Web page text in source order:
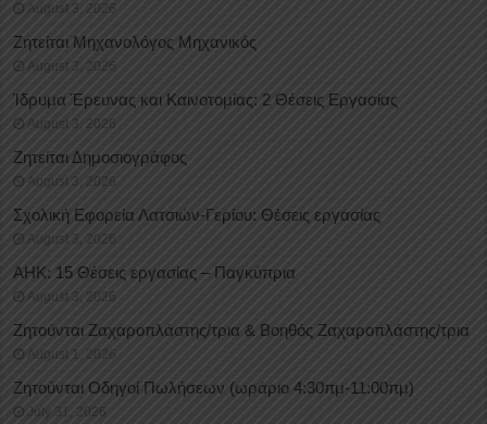
August 3, 2026
Ζητείται Μηχανολόγος Μηχανικός
August 3, 2026
Ίδρυμα Έρευνας και Καινοτομίας: 2 Θέσεις Εργασίας
August 3, 2026
Ζητείται Δημοσιογράφος
August 3, 2026
Σχολική Εφορεία Λατσιών-Γερίου: Θέσεις εργασίας
August 3, 2026
ΑΗΚ: 15 Θέσεις εργασίας – Παγκύπρια
August 3, 2026
Ζητούνται Ζαχαροπλάστης/τρια & Βοηθός Ζαχαροπλάστης/τρια
August 1, 2026
Ζητούνται Οδηγοί Πωλήσεων (ωράριο 4:30πμ-11:00πμ)
July 31, 2026